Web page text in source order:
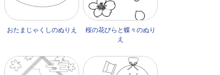
おたまじゃくしのぬりえ
桜の花びらと蝶々のぬり
え